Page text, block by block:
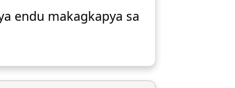
endu makagkapya sa